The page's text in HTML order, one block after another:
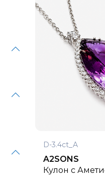
D-3.4ct_A
A2SONS
Кулон с